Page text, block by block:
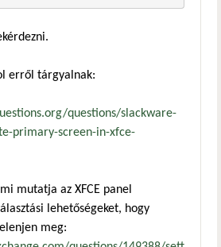
erről tárgyalnak:
questions/slackware-
primary-screen-in-xfce-
mutatja az XFCE panel
lehetőségeket, hogy
meg: